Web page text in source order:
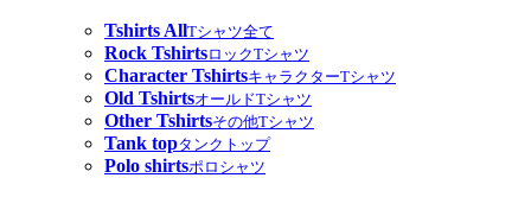
Tshirts AllTシャツ全て
Rock TshirtsロックTシャツ
Character TshirtsキャラクターTシャツ
Old TshirtsオールドTシャツ
Other Tshirtsその他Tシャツ
Tank topタンクトップ
Polo shirtsポロシャツ